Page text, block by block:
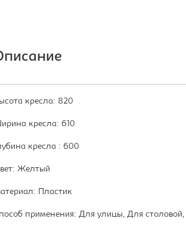
кресла: 820
кресла: 610
кресла : 600
Желтый
Пластик
применения: Для улицы, Для